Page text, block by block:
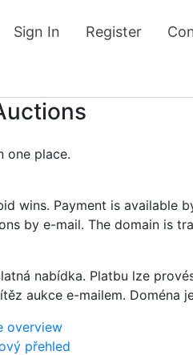
Sign In Register
one place.
wins. Payment is available
by e-mail. The domain is
nabídka. Platbu lze
aukce e-mailem. Doména
overview
přehled